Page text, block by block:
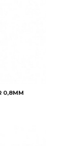
0,8MM